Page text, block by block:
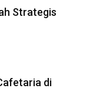
Strategis
di